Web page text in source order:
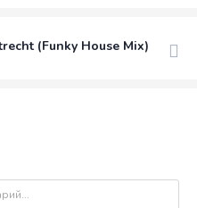
(Funky House Mix)